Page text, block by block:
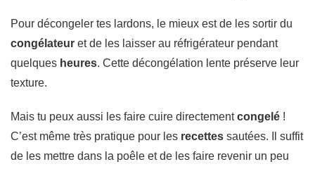
Pour décongeler tes lardons, le mieux est de les sortir du
congélateur et de les laisser au réfrigérateur pendant
quelques heures. Cette décongélation lente préserve leur
texture.
Mais tu peux aussi les faire cuire directementcongelé !
C’est même très pratique pour les recettes sautées. Il suffit
de les mettre dans la poêle et de les faire revenir un peu